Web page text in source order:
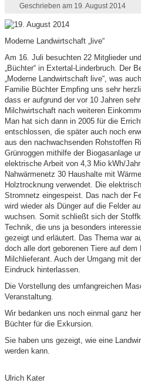
Geschrieben am 19. August 2014
Moderne Landwirtschaft „live“
Am 16. Juli besuchten 22 Mitglieder
„Büchter“ in Extertal-Linderbruch. Der
„Moderne Landwirtschaft live“, was
Familie Büchter Empfing uns sehr
dass er aufgrund der vor 10 Jahren
Milchwirtschaft nach weiteren
Man hat sich dann in 2005 für die
entschlossen, die später auch noch
aus den nachwachsenden Rohstoffen
Grünroggen mithilfe der Biogasanlage
elektrische Arbeit von 4,3 Mio kWh/
Nahwärmenetz 30 Haushalte mit
Holztrocknung verwendet. Die
Stromnetz eingespeist. Das nach der
wird wieder als Dünger auf die Felder
wuchsen. Somit schließt sich der
Technik, die uns ja besonders
gezeigt und erläutert. Das Thema war
doch alle dort geborenen Tiere auf
Milchlieferant. Auch der Umgang mit
Eindruck hinterlassen.
Die Vorstellung des umfangreichen
Veranstaltung.
Wir bedanken uns noch einmal ganz
Büchter für die Exkursion.
Sie haben uns gezeigt, wie eine
werden kann.
Ulrich Kater